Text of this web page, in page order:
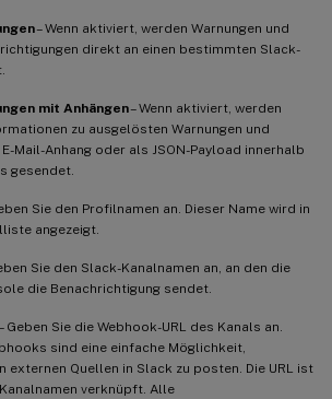
– Wenn aktiviert, werden Warnungen und
direkt an einen bestimmten Slack-
mit Anhängen– Wenn aktiviert, werden
zu ausgelösten Warnungen und
Mail-Anhang oder als JSON-Payload innerhalb
gesendet.
Sie den Profilnamen an. Dieser Name wird in
angezeigt.
Sie den Slack-Kanalnamen an, an den die
die Benachrichtigung sendet.
Geben Sie die Webhook-URL des Kanals an.
sind eine einfache Möglichkeit,
externen Quellen in Slack zu posten. Die URL ist
verknüpft. Alle